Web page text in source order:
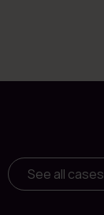
See all cases